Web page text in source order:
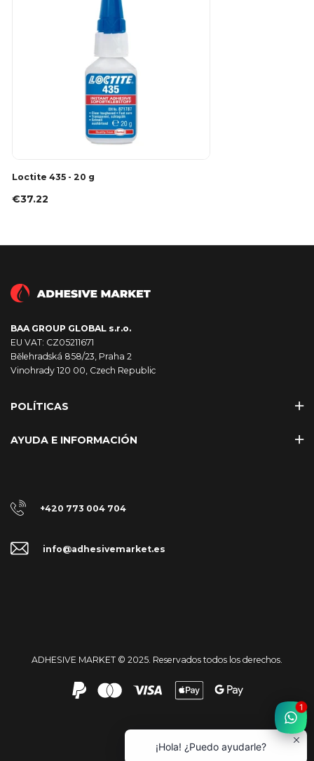
Loctite 435 - 20 g
€37.22
BAA GROUP GLOBAL s.r.o.
EU VAT: CZ05211671
Bělehradská 858/23, Praha 2
Vinohrady 120 00, Czech Republic
POLÍTICAS
AYUDA E INFORMACIÓN
+420 773 004 704
info@adhesivemarket.es
ADHESIVE MARKET © 2025. Reservados todos los derechos.
¡Hola! ¿Puedo ayudarle?
1